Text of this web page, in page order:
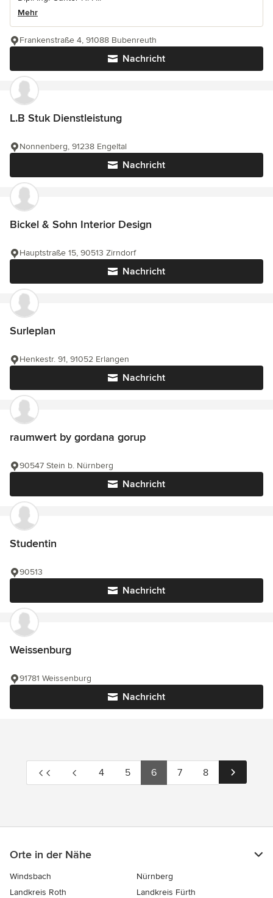
Mehr
Nachricht
Frankenstraße 4, 91088 Bubenreuth
L.B Stuk Dienstleistung
Nachricht
Nonnenberg, 91238 Engeltal
Bickel & Sohn Interior Design
Nachricht
Hauptstraße 15, 90513 Zirndorf
Surleplan
Nachricht
Henkestr. 91, 91052 Erlangen
raumwert by gordana gorup
Nachricht
90547 Stein b. Nürnberg
Studentin
Nachricht
90513
Weissenburg
Nachricht
91781 Weissenburg
4 5 6 7 8
Orte in der Nähe
Windsbach
Nürnberg
Landkreis Roth
Landkreis Fürth